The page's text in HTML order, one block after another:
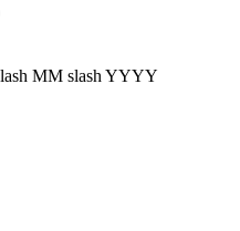
MM slash YYYY